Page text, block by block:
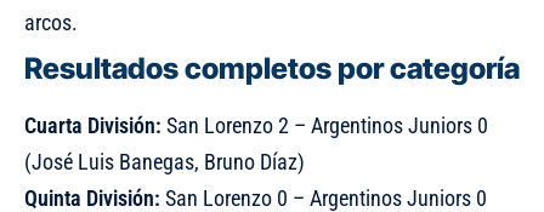
arcos.
Resultados completos por categoría
Cuarta División: San Lorenzo 2 – Argentinos Juniors 0
(José Luis Banegas, Bruno Díaz)
Quinta División: San Lorenzo 0 – Argentinos Juniors 0